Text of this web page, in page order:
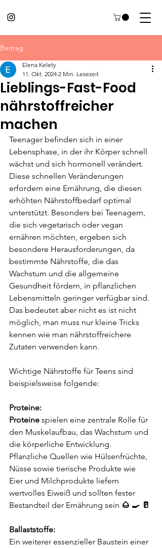
Beitrag
Lieblings-Fast-Food
nährstoffreicher
machen
Elena Kelety
11. Okt. 2024 2 Min. Lesezeit
Teenager befinden sich in einer
Lebensphase, in der ihr Körper schnell
wächst und sich hormonell verändert.
Diese schnellen Veränderungen
erfordern eine Ernährung, die diesen
erhöhten Nährstoffbedarf optimal
unterstützt. Besonders bei Teenagern,
die sich vegetarisch oder vegan
ernähren möchten, ergeben sich
besondere Herausforderungen, da
bestimmte Nährstoffe, die das
Wachstum und die allgemeine
Gesundheit fördern, in pflanzlichen
Lebensmitteln geringer verfügbar sind.
Das bedeutet aber nicht es ist nicht
möglich, man muss nur kleine Tricks
kennen wie man nährstoffreichere
Zutaten verwenden kann.
Wichtige Nährstoffe für Teens sind
beispielsweise folgende:
Proteine:
Proteine spielen eine zentrale Rolle für
den Muskelaufbau, das Wachstum und
die körperliche Entwicklung.
Pflanzliche Quellen wie Hülsenfrüchte,
Nüsse sowie tierische Produkte wie
Eier und Milchprodukte liefern
wertvolles Eiweiß und sollten fester
Bestandteil der Ernährung sein 🌰 🍳 🥛
Ballaststoffe:
Ein weiterer essenzieller Baustein einer